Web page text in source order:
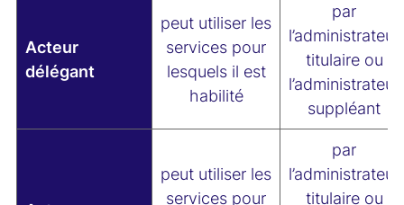
Acteur
délégant
peut utiliser les
services pour
lesquels il est
habilité
par
l’administrateur
titulaire ou
l’administrateur
suppléant
peut utiliser les
services pour
par
l’administrateur
titulaire ou